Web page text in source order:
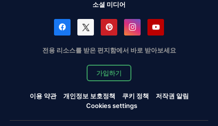
소셜 미디어
전용 리소스를 받은 편지함에서 바로 받아보세요
가입하기
이용 약관 개인정보 보호정책 쿠키 정책
저작권 알림
Cookies settings